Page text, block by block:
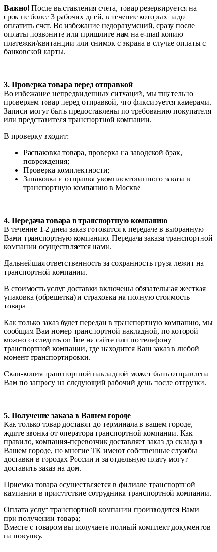
Важно! После выставления счета, товар резервируется на
срок не более 3 рабочих дней, в течение которых надо
оплатить счет. Во избежание недоразумений, сразу после
оплаты позвоните или пришлите нам на e-mail копию
платежки/квитанции или снимок с экрана в случае оплаты с
банковской карты.
3. Проверка товара перед отправкой
Во избежание непредвиденных ситуаций, мы тщательно
проверяем товар перед отправкой, что фиксируется камерами.
Записи могут быть предоставлены по требованию покупателя
или представителя транспортной компании.
В проверку входит:
Распаковка товара, проверка на заводской брак,
повреждения;
Проверка комплектности;
Запаковка и отправка укомплектованного заказа в
транспортную компанию в Москве
4. Передача товара в транспортную компанию
В течение 1-2 дней заказ готовится к передаче в выбранную
Вами транспортную компанию. Передача заказа транспортной
компании осуществляется нами.
Дальнейшая ответственность за сохранность груза лежит на
транспортной компании.
В стоимость услуг доставки включены обязательная жесткая
упаковка (обрешетка) и страховка на полную стоимость
товара.
Как только заказ будет передан в транспортную компанию, мы
сообщим Вам номер транспортной накладной, по которой
можно отследить on-line на сайте или по телефону
транспортной компании, где находится Ваш заказ в любой
момент транспортировки.
Скан-копия транспортной накладной может быть отправлена
Вам по запросу на следующий рабочий день после отгрузки.
5. Получение заказа в Вашем городе
Как только товар доставят до терминала в вашем городе,
ждите звонка от оператора транспортной компании. Как
правило, компания-перевозчик доставляет заказ до склада в
Вашем городе, но многие ТК имеют собственные службы
доставки в городах России и за отдельную плату могут
доставить заказ на дом.
Приемка товара осуществляется в филиале транспортной
кампании в присутствие сотрудника транспортной компании.
Оплата услуг транспортной компании производится Вами
при получении товара;
Вместе с товаром вы получаете полный комплект документов
на покупку.